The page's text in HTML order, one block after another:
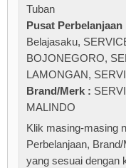
Tuban
Pusat Perbelanjaan
Belajasaku,
BOJONEGORO,
LAMONGAN,
Brand/Merk :
MALINDO
Klik masing-masing
Perbelanjaan,
yang sesuai dengan